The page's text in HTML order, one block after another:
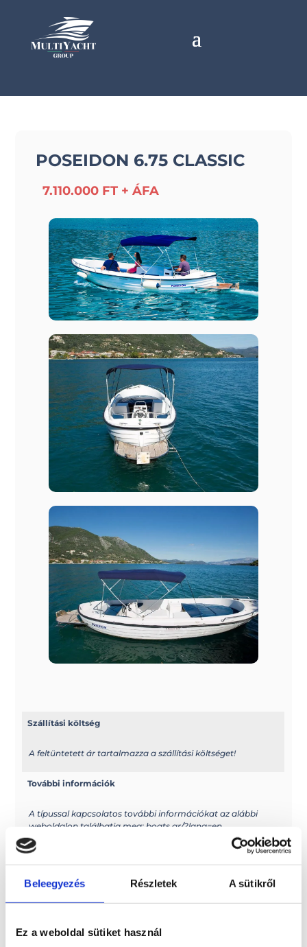
Beleegyezés Részletek A sütikről
Ez a weboldal sütiket használ
POSEIDON 6.75 CLASSIC
7.110.000 FT + ÁFA
Szállítási költség
A feltüntetett ár tartalmazza a szállítási költséget!
További információk
A típussal kapcsolatos további információkat az alábbi
weboldalon találhatja meg: boats.gr/?lang=en
Elektromos kivitel?
Elektromos hajóként is rendelhető